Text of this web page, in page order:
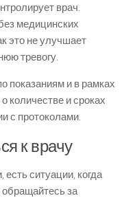
врач.
медицинских
это не улучшает
тревогу.
показаниям и в рамках
количестве и сроках
с протоколами.
к врачу
ситуации, когда
за